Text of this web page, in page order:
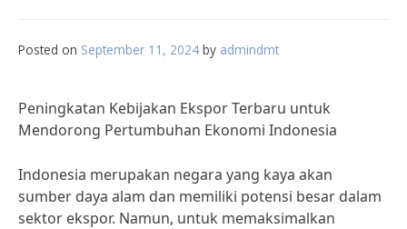
Posted on September 11, 2024 by admindmt
Peningkatan Kebijakan Ekspor Terbaru untuk
Mendorong Pertumbuhan Ekonomi Indonesia
Indonesia merupakan negara yang kaya akan
sumber daya alam dan memiliki potensi besar dalam
sektor ekspor. Namun, untuk memaksimalkan